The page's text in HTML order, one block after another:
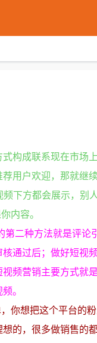
构成联系现在市场
用户欢迎，那就继
下方都会展示，别
内容。
第二种方法就是评论
通过后；做好短视
频营销主要方式就
。
你想把这个平台的
的，很多做销售的